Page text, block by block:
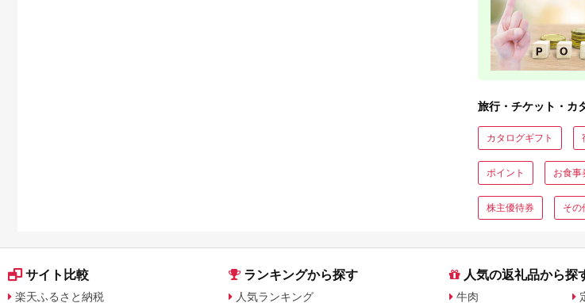
旅行・チケット・カ
カタログギフト
ポイント お食事
株主優待券 その
サイト比較
楽天ふるさと納税
ランキングから探す
人気ランキング
人気の返礼品から探
牛肉